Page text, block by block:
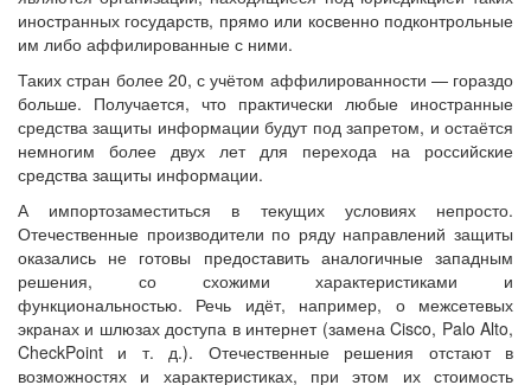
иностранных государств, прямо или косвенно подконтрольные
им либо аффилированные с ними.
Таких стран более 20, с учётом аффилированности — гораздо
больше. Получается, что практически любые иностранные
средства защиты информации будут под запретом, и остаётся
немногим более двух лет для перехода на российские
средства защиты информации.
А импортозаместиться в текущих условиях непросто.
Отечественные производители по ряду направлений защиты
оказались не готовы предоставить аналогичные западным
решения, со схожими характеристиками и
функциональностью. Речь идёт, например, о межсетевых
экранах и шлюзах доступа в интернет (замена Cisco, Palo Alto,
CheckPoint и т. д.). Отечественные решения отстают в
возможностях и характеристиках, при этом их стоимость